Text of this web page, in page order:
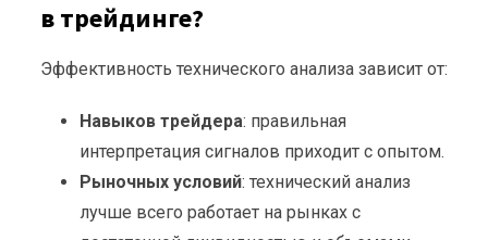
в трейдинге?
Эффективность технического анализа зависит от:
Навыков трейдера: правильная
интерпретация сигналов приходит с опытом.
Рыночных условий: технический анализ
лучше всего работает на рынках с